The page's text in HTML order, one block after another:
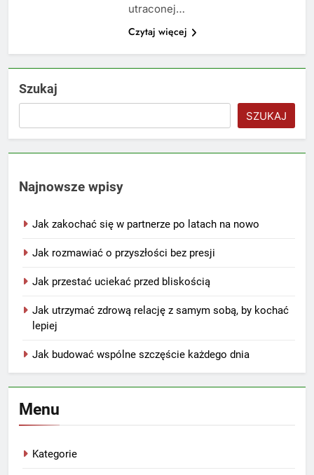
utraconej…
Czytaj więcej
Szukaj
SZUKAJ
Najnowsze wpisy
Jak zakochać się w partnerze po latach na nowo
Jak rozmawiać o przyszłości bez presji
Jak przestać uciekać przed bliskością
Jak utrzymać zdrową relację z samym sobą, by kochać
lepiej
Jak budować wspólne szczęście każdego dnia
Menu
Kategorie